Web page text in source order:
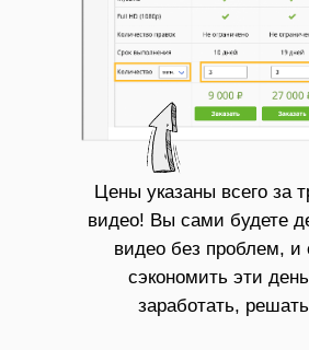
Цены указаны всего за
видео! Вы сами будете
видео без проблем, и
сэкономить эти
заработать,